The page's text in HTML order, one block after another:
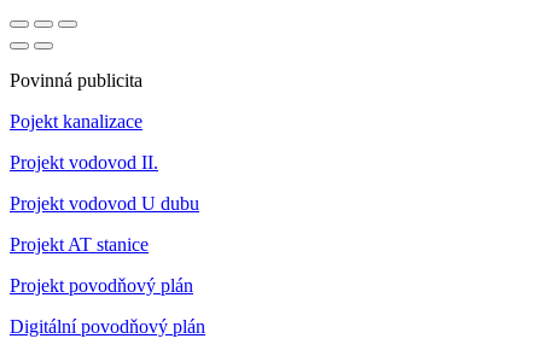
Povinná publicita
Pojekt kanalizace
Projekt vodovod II.
Projekt vodovod U dubu
Projekt AT stanice
Projekt povodňový plán
Digitální povodňový plán